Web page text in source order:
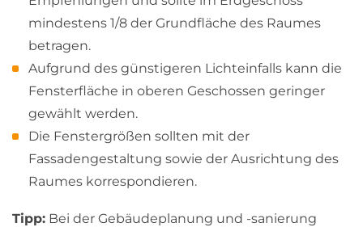
mindestens 1/8 der Grundfläche des Raumes
betragen.
Aufgrund des günstigeren Lichteinfalls kann die
Fensterfläche in oberen Geschossen geringer
gewählt werden.
Die Fenstergrößen sollten mit der
Fassadengestaltung sowie der Ausrichtung des
Raumes korrespondieren.
Tipp: Bei der Gebäudeplanung und -sanierung